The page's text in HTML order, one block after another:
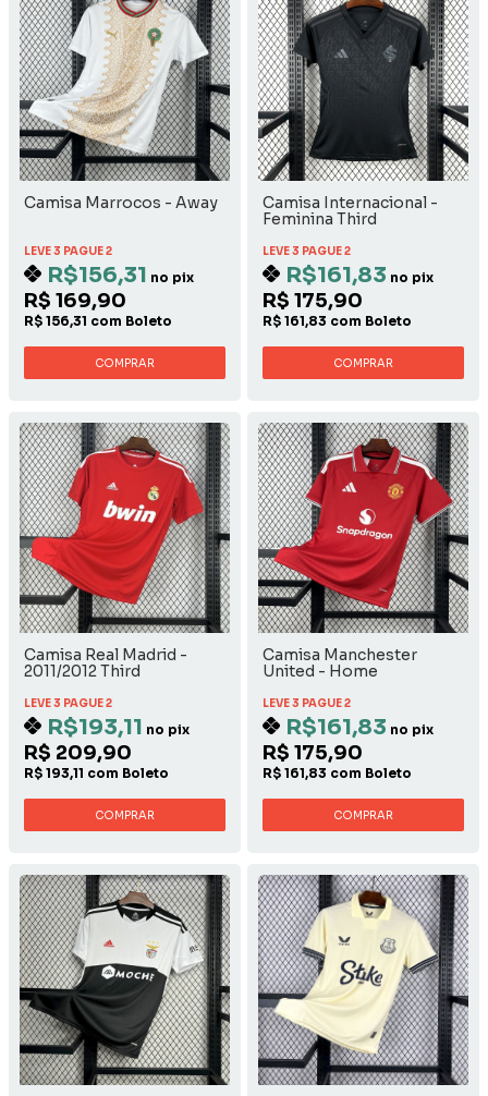
Camisa Marrocos - Away
LEVE 3 PAGUE 2
R$156,31 no pix
R$ 169,90
R$ 156,31 com Boleto
COMPRAR
Camisa Internacional -
Feminina Third
LEVE 3 PAGUE 2
R$161,83 no pix
R$ 175,90
R$ 161,83 com Boleto
COMPRAR
Camisa Real Madrid -
2011/2012 Third
LEVE 3 PAGUE 2
R$193,11 no pix
R$ 209,90
R$ 193,11 com Boleto
COMPRAR
Camisa Manchester
United - Home
LEVE 3 PAGUE 2
R$161,83 no pix
R$ 175,90
R$ 161,83 com Boleto
COMPRAR